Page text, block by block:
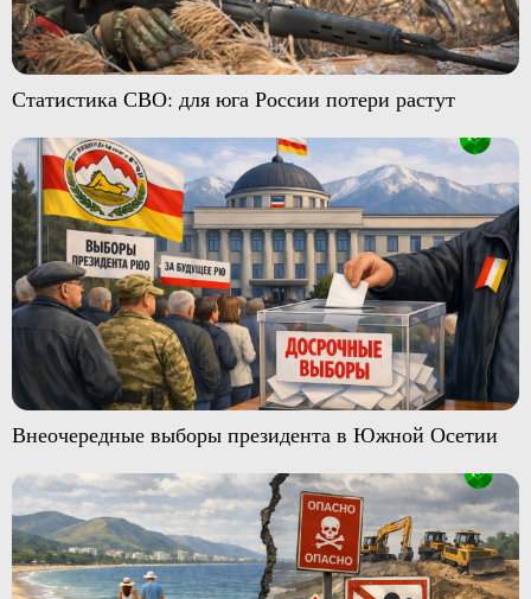
Статистика СВО: для юга России потери растут
Внеочередные выборы президента в Южной Осетии